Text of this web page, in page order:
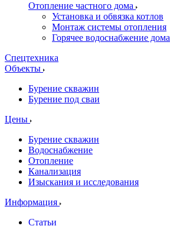
Отопление частного дома
Установка и обвязка котлов
Монтаж системы отопления
Горячее водоснабжение дома
Спецтехника
Объекты
Бурение скважин
Бурение под сваи
Цены
Бурение скважин
Водоснабжение
Отопление
Канализация
Изыскания и исследования
Информация
Статьи